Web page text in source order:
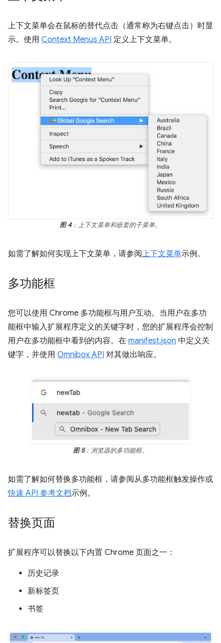
上下文菜单会在鼠标的替代点击（通常称为右键点击）时显
示。使用 Context Menus API 定义上下文菜单。
图 4：上下文菜单和嵌套的子菜单。
如需了解如何实现上下文菜单，请参阅上下文菜单示例。
多功能框
您可以使用 Chrome 多功能框与用户互动。当用户在多功
能框中输入扩展程序定义的关键字时，您的扩展程序会控制
用户在多功能框中看到的内容。在 manifest.json 中定义关
键字，并使用 Omnibox API 对其做出响应。
图 5：浏览器的多功能框。
如需了解如何替换多功能框，请参阅从多功能框触发操作或
快速 API 参考文档示例。
替换页面
扩展程序可以替换以下内置 Chrome 页面之一：
历史记录
新标签页
书签